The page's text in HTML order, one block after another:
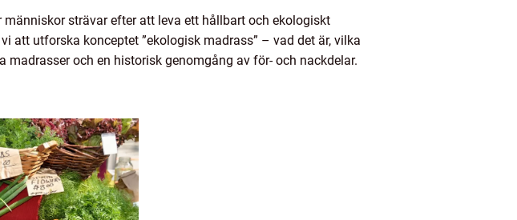
strävar efter att leva ett hållbart och ekologiskt
att utforska konceptet ”ekologisk madrass” – vad det är, vilka
och en historisk genomgång av för- och nackdelar.